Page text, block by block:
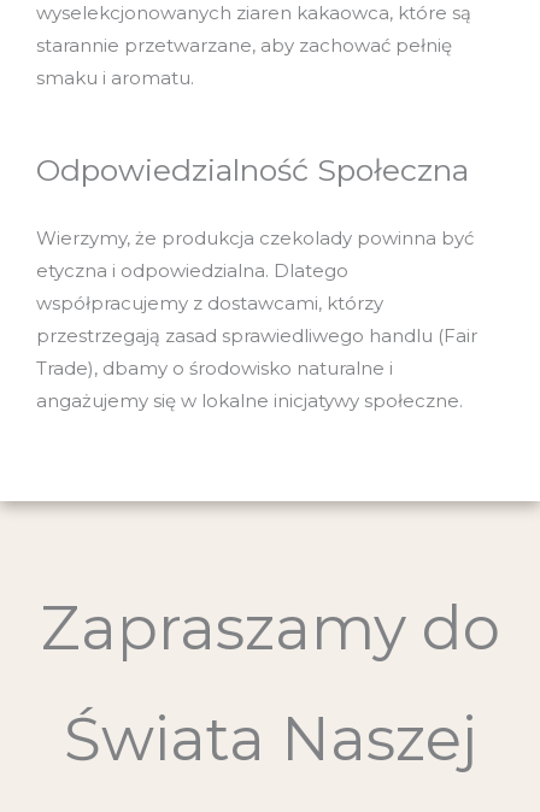
wyselekcjonowanych ziaren kakaowca, które są
starannie przetwarzane, aby zachować pełnię
smaku i aromatu.
Odpowiedzialność Społeczna
Wierzymy, że produkcja czekolady powinna być
etyczna i odpowiedzialna. Dlatego
współpracujemy z dostawcami, którzy
przestrzegają zasad sprawiedliwego handlu (Fair
Trade), dbamy o środowisko naturalne i
angażujemy się w lokalne inicjatywy społeczne.
Zapraszamy do
Świata Naszej